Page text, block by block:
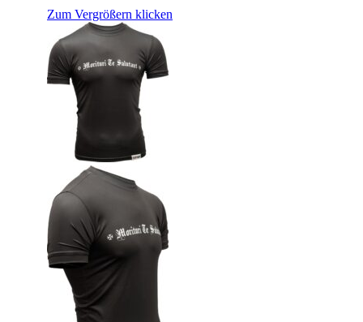
Zum Vergrößern klicken